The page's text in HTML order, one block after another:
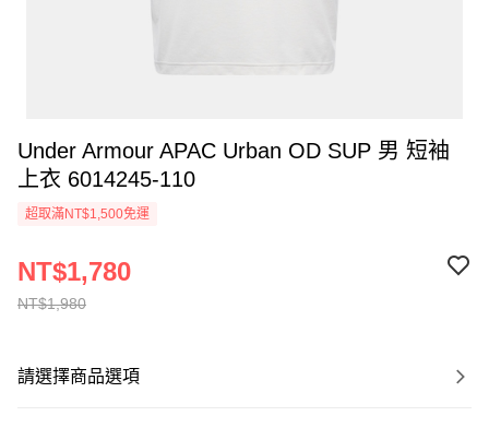
Under Armour APAC Urban OD SUP 男 短袖
上衣 6014245-110
超取滿NT$1,500免運
NT$1,980
NT$1,780
請選擇商品選項